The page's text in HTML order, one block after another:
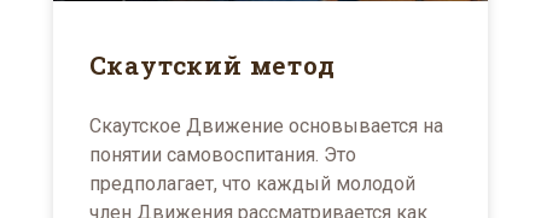
Скаутский метод
Скаутское Движение основывается на
понятии самовоспитания. Это
предполагает, что каждый молодой
член Движения рассматривается как